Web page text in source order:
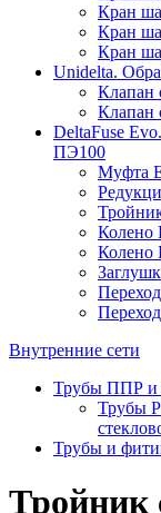
Кран
Кран
Кран
Unidelta.
Клапан
DeltaFuse
ПЭ100
Муфта
Колено
Колено
Внутренние сети
Трубы ППР и
Трубы
Трубы и
Тройник